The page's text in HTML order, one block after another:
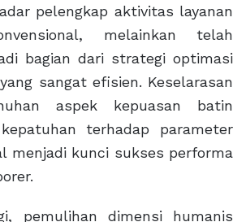
pelengkap aktivitas layanan
melainkan telah
bagian dari strategi optimasi
sangat efisien. Keselarasan
aspek kepuasan batin
terhadap parameter
menjadi kunci sukses performa
pemulihan dimensi humanis